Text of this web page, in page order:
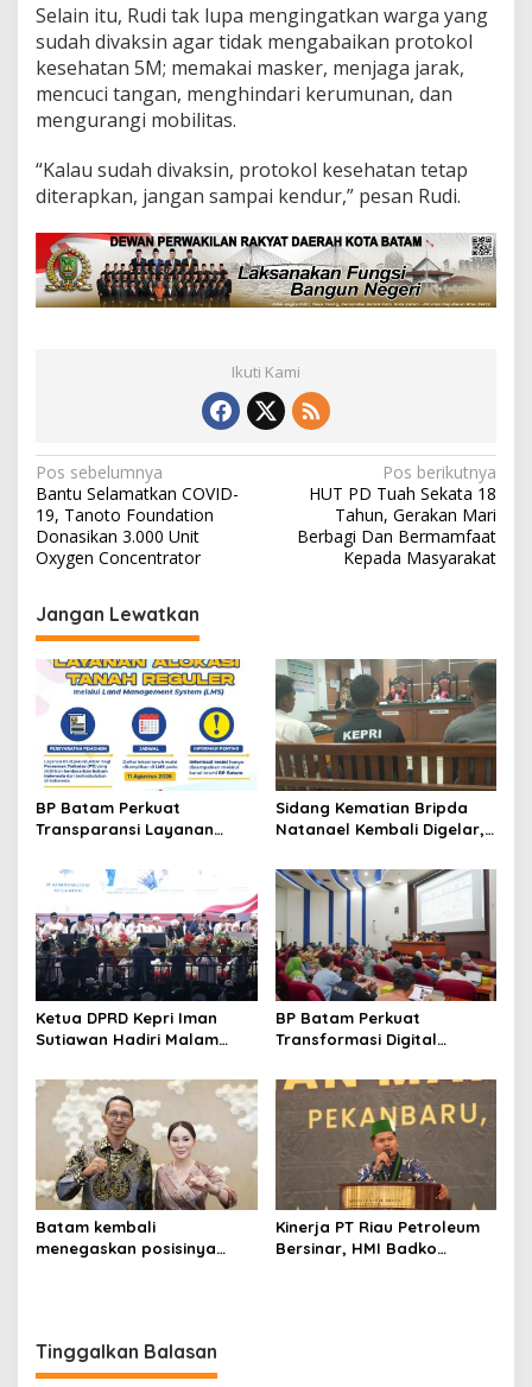
Selain itu, Rudi tak lupa mengingatkan warga yang
sudah divaksin agar tidak mengabaikan protokol
kesehatan 5M; memakai masker, menjaga jarak,
mencuci tangan, menghindari kerumunan, dan
mengurangi mobilitas.
“Kalau sudah divaksin, protokol kesehatan tetap
diterapkan, jangan sampai kendur,” pesan Rudi.
Ikuti Kami
N
a
v
g
a
s
i
p
o
s
Pos sebelumnya
Bantu Selamatkan COVID-
19, Tanoto Foundation
Donasikan 3.000 Unit
Oxygen Concentrator
Pos berikutnya
HUT PD Tuah Sekata 18
Tahun, Gerakan Mari
Berbagi Dan Bermamfaat
Kepada Masyarakat
Jangan Lewatkan
BP Batam Perkuat
Transparansi Layanan
Reguler Segera Hadir
Melalui LMS
Sidang Kematian Bripda
Natanael Kembali Digelar,
Pihak Kepolisian
Ketua DPRD Kepri Iman
Sutiawan Hadiri Malam
Perkuat Ukhuwah dan
Semangat Persatuan
BP Batam Perkuat
Transformasi Digital
Super Apps
Batam kembali
menegaskan posisinya
Kinerja PT Riau Petroleum
Bersinar, HMI Badko
Tinggalkan Balasan